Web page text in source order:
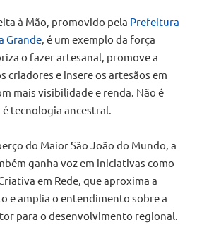
à Mão, promovido pela Prefeitura
Grande , é um exemplo da força
o fazer artesanal, promove a
criadores e insere os artesãos em
mais visibilidade e renda. Não é
tecnologia ancestral.
do Maior São João do Mundo, a
ganha voz em iniciativas como
em Rede, que aproxima a
e amplia o entendimento sobre a
para o desenvolvimento regional.